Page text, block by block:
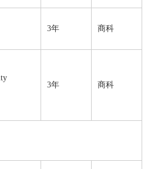
3年 商科
3年 商科